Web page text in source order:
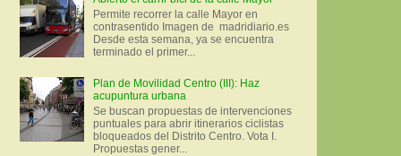
Permite recorrer la calle Mayor en
contrasentido Imagen de madridiario.es
Desde esta semana, ya se encuentra
terminado el primer...
Plan de Movilidad Centro (III): Haz
acupuntura urbana
Se buscan propuestas de intervenciones
puntuales para abrir itinerarios ciclistas
bloqueados del Distrito Centro. Vota I.
Propuestas gener...